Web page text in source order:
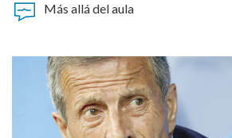
Más allá del aula